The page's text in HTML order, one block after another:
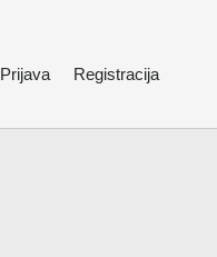
Prijava Registracija